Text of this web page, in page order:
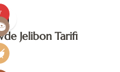
Jelibon Tarifi